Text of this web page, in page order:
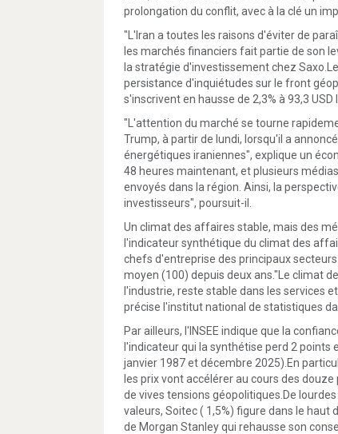
prolongation du conflit, avec à la clé un
"L'Iran a toutes les raisons d'éviter de
les marchés financiers fait partie de son
la stratégie d'investissement chez
persistance d'inquiétudes sur le front
s'inscrivent en hausse de 2,3% à 93,3 USD
"L'attention du marché se tourne
Trump, à partir de lundi, lorsqu'il a
énergétiques iraniennes", explique un
48 heures maintenant, et plusieurs
envoyés dans la région. Ainsi, la
investisseurs", poursuit-il.
Un climat des affaires stable, mais des
l'indicateur synthétique du climat des
chefs d'entreprise des principaux
moyen (100) depuis deux ans."Le climat
l'industrie, reste stable dans les services
précise l'institut national de statistiques
Par ailleurs, l'INSEE indique que la
l'indicateur qui la synthétise perd 2 points
janvier 1987 et décembre 2025).En
les prix vont accélérer au cours des
de vives tensions géopolitiques.De
valeurs, Soitec ( 1,5%) figure dans le haut
de Morgan Stanley qui rehausse son